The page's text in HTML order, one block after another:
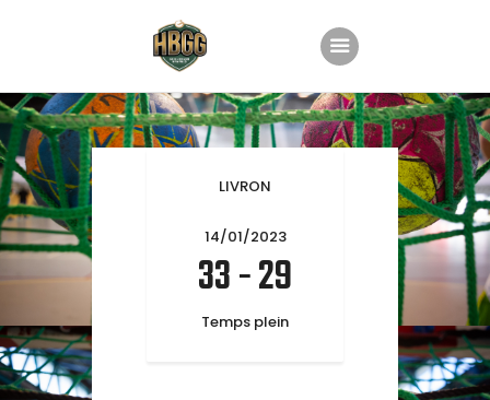
Accueil
Groupe Animation
Partenaires
LIVRON
14/01/2023
33-29
Temps plein